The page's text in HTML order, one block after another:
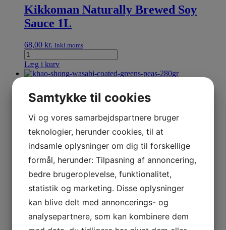
Kikkoman Naturally Brewed Soy
Sauce 1L
68,00 kr. Inkl.moms
Læg i kurv
Khao Shong Wasabi Coated Greens
Peas 280gr
50,00kr. Inkl.moms Udsolgt
Ajinomoto Monosodium Glutamate
99% Umami Seasoning 200gr
20,00 kr. Inkl.moms
Læg i kurv
Samtykke til cookies
Vi og vores samarbejdspartnere bruger
teknologier, herunder cookies, til at
indsamle oplysninger om dig til forskellige
formål, herunder: Tilpasning af annoncering,
bedre brugeroplevelse, funktionalitet,
statistik og marketing. Disse oplysninger
kan blive delt med annoncerings- og
analysepartnere, som kan kombinere dem